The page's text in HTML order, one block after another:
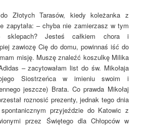
Złotych Tarasów, kiedy koleżanka z
zapytała: – chyba nie zamierzasz w tym
sklepach? Jesteś całkiem chora i
zawiozę Cię do domu, powinnaś iść do
misję. Muszę znaleźć koszulkę Milika
– zacytowałam list do św. Mikołaja
Siostrzeńca w imieniu swoim i
jeszcze) Brata. Co prawda Mikołaj
roznosić prezenty, jednak tego dnia
przyjeździe do Katowic z
przez Świętego dla Chłopców w